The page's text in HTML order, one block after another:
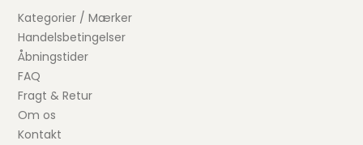
Kategorier / Mærker
Handelsbetingelser
Åbningstider
FAQ
Fragt & Retur
Om os
Kontakt